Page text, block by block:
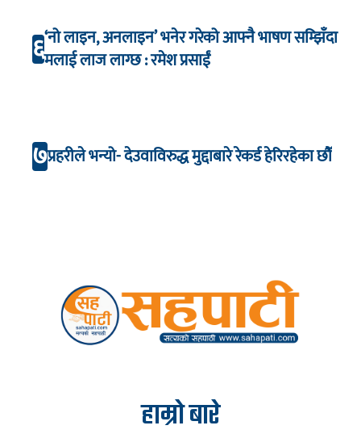
६‘नो लाइन, अनलाइन’ भनेर गरेको आफ्नै भाषण सम्झिँदा
मलाई लाज लाग्छ : रमेश प्रसाईं
७प्रहरीले भन्यो- देउवाविरुद्ध मुद्दाबारे रेकर्ड हेरिरहेका छौँ
हाम्रो बारे